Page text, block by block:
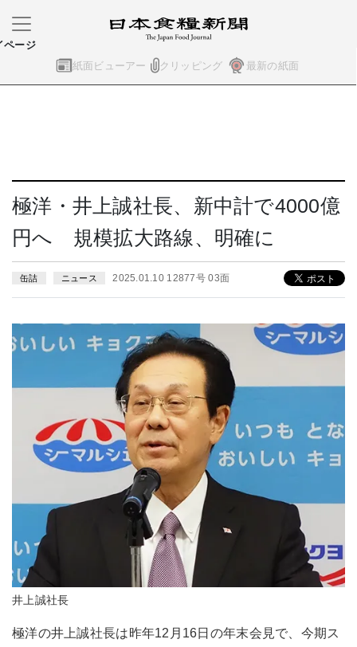
紙面ビューアー クリッピング 最新の紙面
ページ
極洋・井上誠社長、新中計で4000億
円へ 規模拡大路線、明確に
缶詰 ニュース 2025.01.10 12877号 03面
井上誠社長
極洋の井上誠社長は昨年12月16日の年末会見で、今期ス